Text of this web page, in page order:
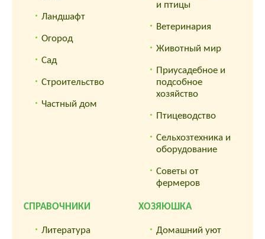
Ландшафт
Огород
Сад
Строительство
Частный дом
и птицы
Ветеринария
Животный мир
Приусадебное и
подсобное
хозяйство
Птицеводство
Сельхозтехника и
оборудование
Советы от
фермеров
СПРАВОЧНИКИ
Литература
ХОЗЯЮШКА
Домашний уют